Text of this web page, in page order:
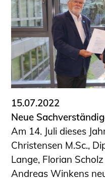
15.07.2022
Neue
Am 14. Juli dieses
Christensen M.Sc.,
Lange, Florian
Andreas Winkens